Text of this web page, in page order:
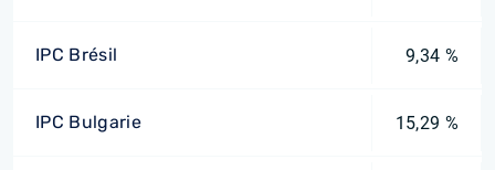
IPC Brésil 9,34 %
IPC Bulgarie 15,29 %